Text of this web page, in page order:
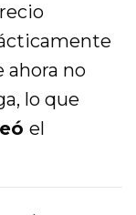
ahora no
lo que
el